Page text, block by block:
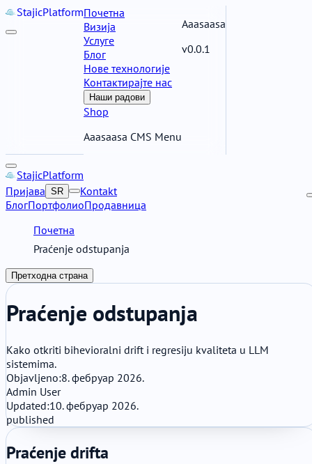
StajicPlatformПочетна
Визија
Услуге
Блог
Нове технологије
Контактирајте нас
Наши радови
Shop
Aaasaasa CMS Menu
Aaasaasa
v0.0.1
StajicPlatform
БлогПортфолиоПродавница
Пријава SR Kontakt
Почетна
Praćenje odstupanja
Претходна страна
Praćenje odstupanja
Kako otkriti bihevioralni drift i regresiju kvaliteta u LLM
sistemima.
Objavljeno:8. фебруар 2026.
Admin User
Updated:10. фебруар 2026.
published
Praćenje drifta